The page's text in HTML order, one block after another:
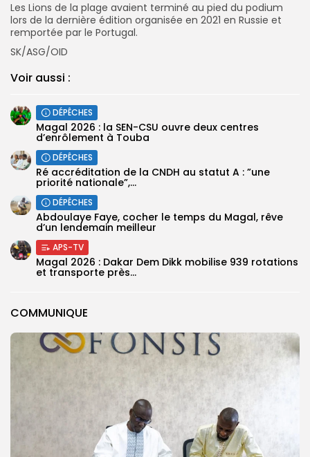
COMMUNIQUE
Les Lions de la plage avaient terminé au pied du podium
lors de la dernière édition organisée en 2021 en Russie et
remportée par le Portugal.
SK/ASG/OID
Voir aussi :
DÉPÊCHES
Magal 2026 : la SEN-CSU ouvre deux centres
d’enrôlement à Touba
DÉPÊCHES
Ré accréditation de la CNDH au statut A : ”une
priorité nationale”,...
DÉPÊCHES
Abdoulaye Faye, cocher le temps du Magal, rêve
d’un lendemain meilleur
APS-TV
Magal 2026 : Dakar Dem Dikk mobilise 939 rotations
et transporte près...